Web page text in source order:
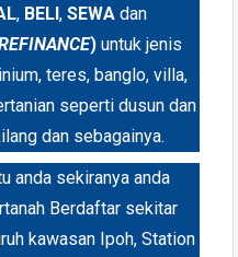
, BELI, SEWAdan
) untuk jenis
teres, banglo, villa,
seperti dusun dan
dan sebagainya.
anda sekiranya anda
Berdaftar sekitar
kawasan Ipoh, Station